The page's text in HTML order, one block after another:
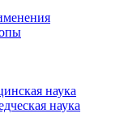
наука
наука